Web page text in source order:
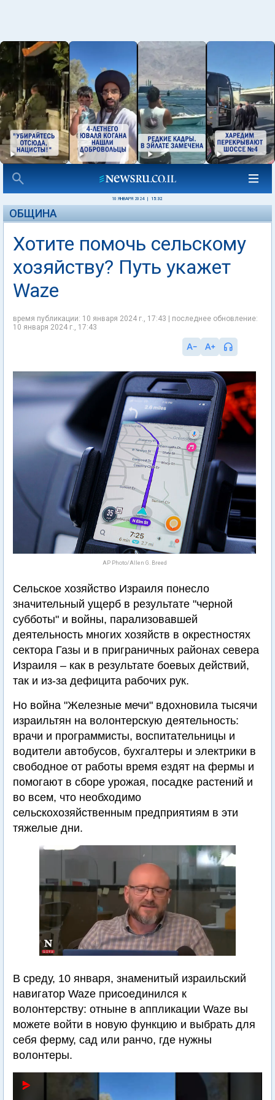
10 ЯНВАРЯ 2024 15:32
ОБЩИНА
Хотите помочь сельскому
хозяйству? Путь укажет
Waze
время публикации: 10 января 2024 г., 17:43 | последнее обновление:
10 января 2024 г., 17:43
AP Photo/Allen G. Breed
Сельское хозяйство Израиля понесло
значительный ущерб в результате "черной
субботы" и войны, парализовавшей
деятельность многих хозяйств в окрестностях
сектора Газы и в приграничных районах севера
Израиля – как в результате боевых действий,
так и из-за дефицита рабочих рук.
Но война "Железные мечи" вдохновила тысячи
израильтян на волонтерскую деятельность:
врачи и программисты, воспитательницы и
водители автобусов, бухгалтеры и электрики в
свободное от работы время ездят на фермы и
помогают в сборе урожая, посадке растений и
во всем, что необходимо
сельскохозяйственным предприятиям в эти
тяжелые дни.
В среду, 10 января, знаменитый израильский
навигатор Waze присоединился к
волонтерству: отныне в аппликации Waze вы
можете войти в новую функцию и выбрать для
себя ферму, сад или ранчо, где нужны
волонтеры.